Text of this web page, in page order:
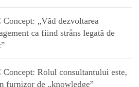
„Văd dezvoltarea
ca fiind strâns legată de
Rolul consultantului este,
furnizor de „knowledge”